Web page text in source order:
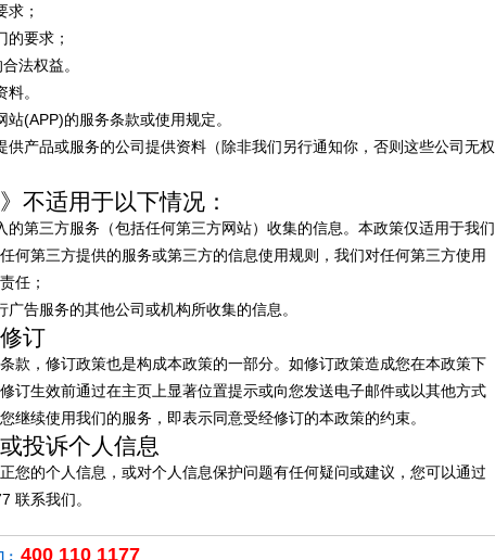
求；
的要求；
法权益。
料。
站(APP)的服务条款或使用规定。
供产品或服务的公司提供资料（除非我们另行通知你，否则这些公司无权
不适用于以下情况：
的第三方服务（包括任何第三方网站）收集的信息。本政策仅适用于我们
何第三方提供的服务或第三方的信息使用规则，我们对任何第三方使用
任；
广告服务的其他公司或机构所收集的信息。
订
款，修订政策也是构成本政策的一部分。如修订政策造成您在本政策下
订生效前通过在主页上显著位置提示或向您发送电子邮件或以其他方式
继续使用我们的服务，即表示同意受经修订的本政策的约束。
投诉个人信息
您的个人信息，或对个人信息保护问题有任何疑问或建议，您可以通过
联系我们。
400 110 1177